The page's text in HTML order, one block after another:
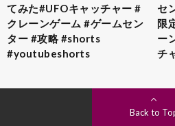
てみた#UFOキャッチャー #
クレーンゲーム #ゲームセン
ター #攻略 #shorts
#youtubeshorts
セ
限
ー
チ
Back to